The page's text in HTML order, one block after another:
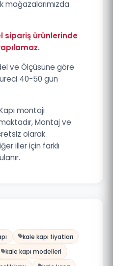
mağazalarımızda
sipariş ürünlerinde
ve Ölçüsüne göre
40-50 gün
montajı
Montaj ve
olarak
iller için farklı
kale kapı fiyatları
kale kapı modelleri